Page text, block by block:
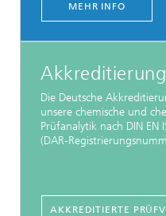
MEHR INFO
Akkreditierung
Die Deutsche
unsere chemische und
Prüfanalytik nach DIN EN
(DAR-
AKKREDITIERTE